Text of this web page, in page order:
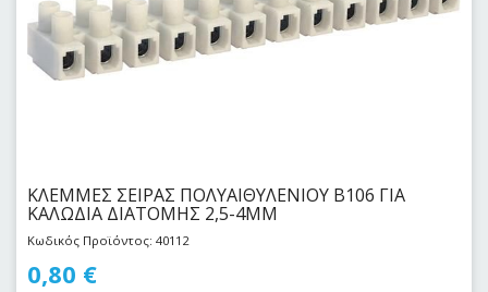
ΚΛΕΜΜΕΣ ΣΕΙΡΑΣ ΠΟΛΥΑΙΘΥΛΕΝΙΟΥ Β106 ΓΙΑ
ΚΑΛΩΔΙΑ ΔΙΑΤΟΜΗΣ 2,5-4MM
Κωδικός Προϊόντος: 40112
0,80 €